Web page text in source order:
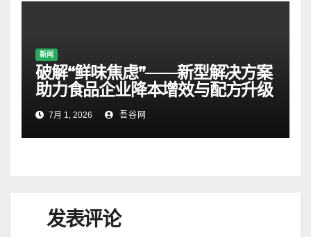
新闻
破解“鲜味焦虑”——新型解决方案
助力食品企业降本增效与配方升级
7月 1, 2026 吾谷网
发表评论